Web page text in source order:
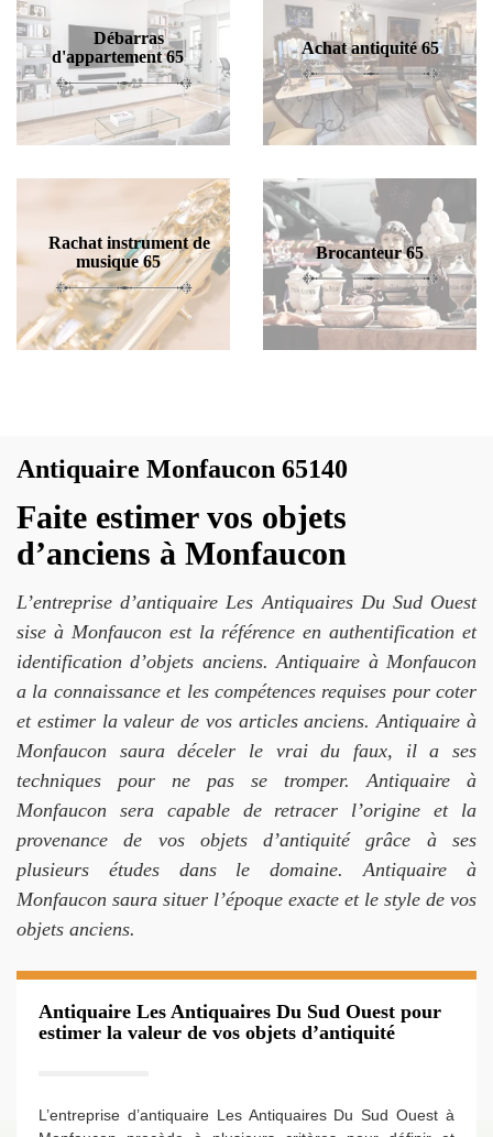
Débarras
d'appartement 65
Achat antiquité 65
Rachat instrument de
musique 65
Brocanteur 65
Antiquaire Monfaucon 65140
Faite estimer vos objets
d’anciens à Monfaucon
L’entreprise d’antiquaire Les Antiquaires Du Sud Ouest
sise à Monfaucon est la référence en authentification et
identification d’objets anciens. Antiquaire à Monfaucon
a la connaissance et les compétences requises pour coter
et estimer la valeur de vos articles anciens. Antiquaire à
Monfaucon saura déceler le vrai du faux, il a ses
techniques pour ne pas se tromper. Antiquaire à
Monfaucon sera capable de retracer l’origine et la
provenance de vos objets d’antiquité grâce à ses
plusieurs études dans le domaine. Antiquaire à
Monfaucon saura situer l’époque exacte et le style de vos
objets anciens.
Antiquaire Les Antiquaires Du Sud Ouest pour
estimer la valeur de vos objets d’antiquité
L’entreprise d’antiquaire Les Antiquaires Du Sud Ouest à